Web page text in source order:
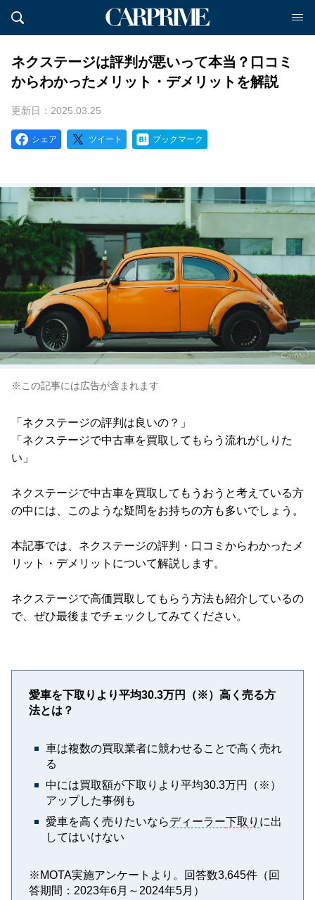
ネクステージは評判が悪いって本当？口コミ
からわかったメリット・デメリットを解説
更新日：2025.03.25
シェア ツイート ブックマーク
※この記事には広告が含まれます
「ネクステージの評判は良いの？」
「ネクステージで中古車を買取してもらう流れがしりた
い」
ネクステージで中古車を買取してもうおうと考えている方
の中には、このような疑問をお持ちの方も多いでしょう。
本記事では、ネクステージの評判・口コミからわかったメ
リット・デメリットについて解説します。
ネクステージで高価買取してもらう方法も紹介しているの
で、ぜひ最後までチェックしてみてください。
愛車を下取りより平均30.3万円（※）高く売る方
法とは？
車は複数の買取業者に競わせることで高く売れ
る
中には買取額が下取りより平均30.3万円（※）
アップした事例も
愛車を高く売りたいならディーラー下取り に出
してはいけない
※MOTA実施アンケートより。回答数3,645件（回
答期間：2023年6月～2024年5月）